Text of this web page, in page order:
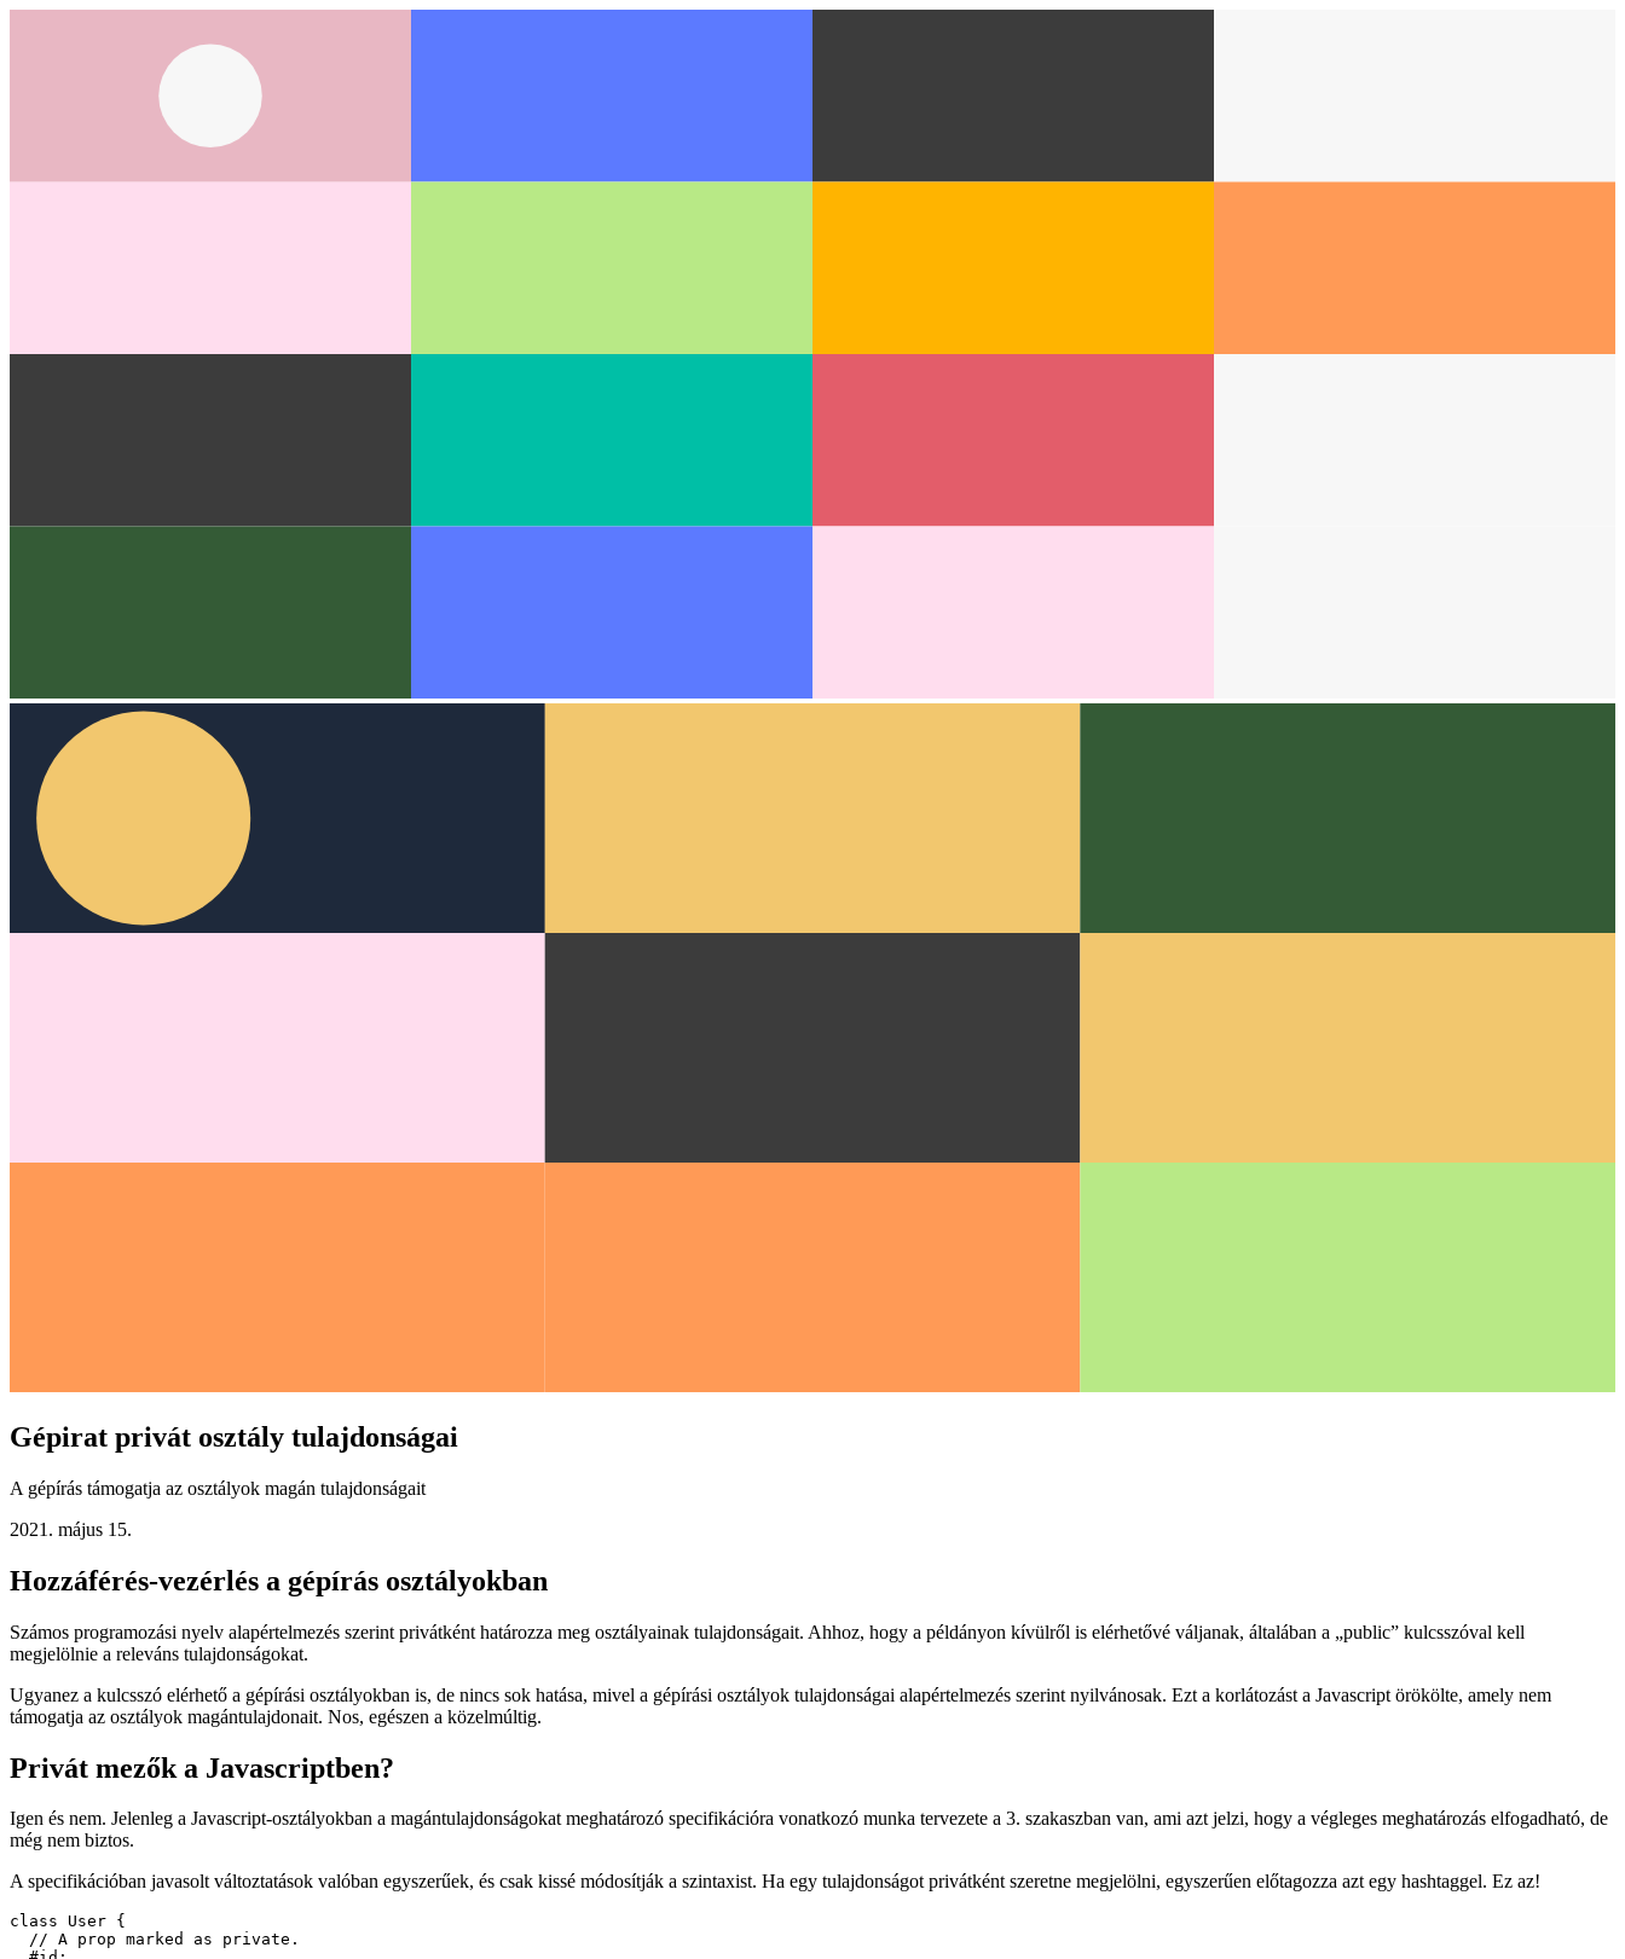
Gépirat privát osztály tulajdonságai
A gépírás támogatja az osztályok magán tulajdonságait
2021. május 15.
Hozzáférés-vezérlés a gépírás osztályokban
megjelölnie a releváns tulajdonságokat.
támogatja az osztályok magántulajdonait. Nos, egészen a közelmúltig.
Privát mezők a Javascriptben?
még nem biztos.
A specifikációban javasolt változtatások valóban egyszerűek, és csak kissé módosítják a szintaxist. Ha egy tulajdonságot privátként szeretne megjelölni, egyszerűen előtagozza azt egy hashtaggel. Ez az!